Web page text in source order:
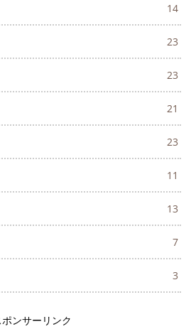
14
23
23
21
23
11
13
7
3
ポンサーリンク